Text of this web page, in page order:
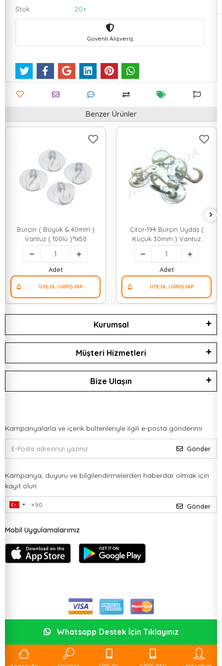
Stok
:20+
Güvenli Alışveriş
Benzer Ürünler
Burçin ( Büyük & 40mm )
Vantuz ( 100lü )*1x50
Adet
Çitor-194 Burçin Uydaş (
Küçük 30mm ) Vantuz
100lü*1x100
Adet
Kurumsal
Müşteri Hizmetleri
Bize Ulaşın
Kampanyalarla ve içerik bültenleriyle ilgili e-posta gönderimi
Gönder
Kampanya, duyuru ve bilgilendirmelerden haberdar olmak için
kayıt olun.
Gönder
Mobil Uygulamalarımız
Whatsapp Destek İçin Tıklayınız